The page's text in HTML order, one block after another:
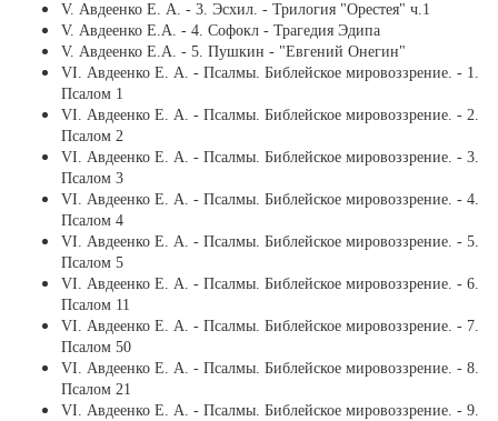
V. Авдеенко Е. А. - 3. Эсхил. - Трилогия "Орестея" ч.1
V. Авдеенко Е.А. - 4. Софокл - Трагедия Эдипа
V. Авдеенко Е.А. - 5. Пушкин - "Евгений Онегин"
VI. Авдеенко Е. А. - Псалмы. Библейское мировоззрение. - 1.
Псалом 1
VI. Авдеенко Е. А. - Псалмы. Библейское мировоззрение. - 2.
Псалом 2
VI. Авдеенко Е. А. - Псалмы. Библейское мировоззрение. - 3.
Псалом 3
VI. Авдеенко Е. А. - Псалмы. Библейское мировоззрение. - 4.
Псалом 4
VI. Авдеенко Е. А. - Псалмы. Библейское мировоззрение. - 5.
Псалом 5
VI. Авдеенко Е. А. - Псалмы. Библейское мировоззрение. - 6.
Псалом 11
VI. Авдеенко Е. А. - Псалмы. Библейское мировоззрение. - 7.
Псалом 50
VI. Авдеенко Е. А. - Псалмы. Библейское мировоззрение. - 8.
Псалом 21
VI. Авдеенко Е. А. - Псалмы. Библейское мировоззрение. - 9.